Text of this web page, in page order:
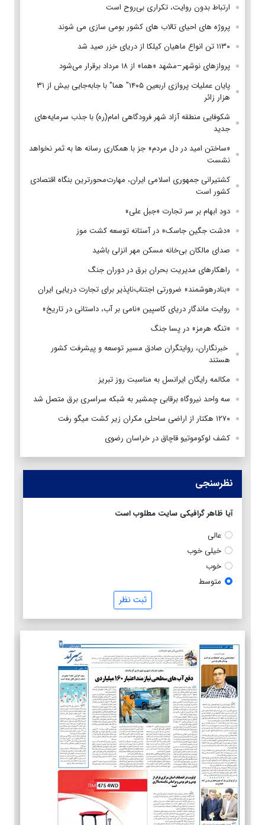
ارتباط بدون روایت، تکراری بی‌روح است
پروژه های احیای تالاب های کشور بومی سازی می شوند
۱۱۳۰ تن انواع ماهیان کیلکا از دریای خزر صید شد
پروازهای نوشهر–مشهد «هما» از ۱۸ مرداد برقرار می‌شود
پایان عملیات پروازی اربعین ۱۴۰۵" هما" با جابه‌جایی بیش از ۳۱
هزار زائر
شکوفایی منطقه آزاد شهر فرودگاهی امام(ره) با جذب سرمایه‌های
جدید
«ساختن امید در دل مردم» جز با همکاری رسانه ها به ثمر نخواهد
نشست
کشتیرانی جمهوری اسلامی ایران، مهارت‌محورترین بنگاه اقتصادی
کشور است
دودِ ابهام بر سر تجارت «جبل علی»
«دشت جگین جاسک» در آستانه توسعه کشت موز
صدای مالکان بی‌خانه مسکن مهر انزلی باشید
راهکارهای مدیریت بحران برق در دوران جنگ
«بنادرهوشمند» ضرورتی اجتناب‌ناپذیر برای تجارت دریایی ایران
روایت ماندگار دریای کاسپین «نامی بر آب، داستانی در تاریخ»
«تنگه هرمز» در پسا جنگ
‌ خبرنگاران، روایتگران صادق مسیر توسعه و پیشرفت کشور
هستند
مکالمه رایگان ایرانسل به مناسبت روز تبریز
سه واحد نیروگاه برقابی چمشیر به شبکه سراسری برق متصل شد
۱۲۷۰ هکتار از اراضی ساحلی مکران زیر کشت میگو رفت
کشف لوکوموتیو قاچاق در خراسان رضوی
نظرسنجی
آیا ظاهر گرافیکی سایت مطلوب است
عالی
خیلی خوب
خوب
متوسط
ثبت نظر